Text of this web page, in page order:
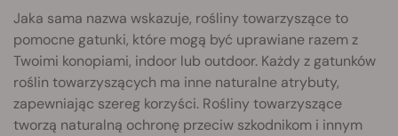
Jaka sama nazwa wskazuje, rośliny towarzyszące to
pomocne gatunki, które mogą być uprawiane razem z
Twoimi konopiami, indoor lub outdoor. Każdy z gatunków
roślin towarzyszących ma inne naturalne atrybuty,
zapewniając szereg korzyści. Rośliny towarzyszące
tworzą naturalną ochronę przeciw szkodnikom i innym